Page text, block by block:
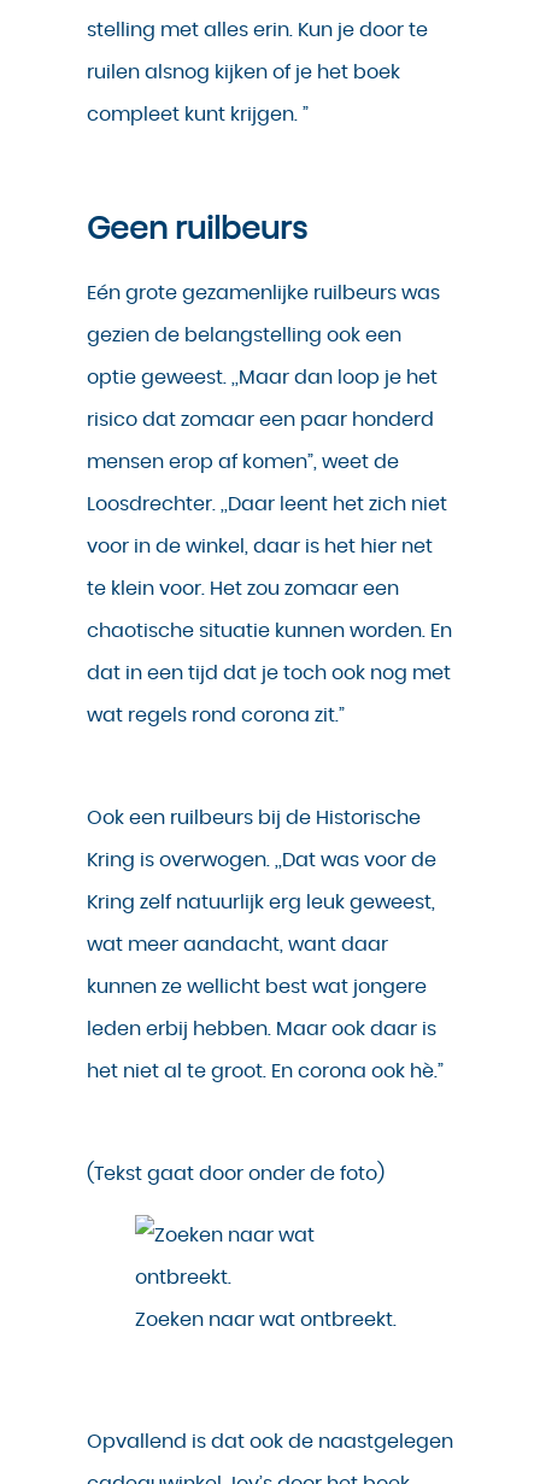
stelling met alles erin. Kun je door te
ruilen alsnog kijken of je het boek
compleet kunt krijgen. ”
Geen ruilbeurs
Eén grote gezamenlijke ruilbeurs was
gezien de belangstelling ook een
optie geweest. ,,Maar dan loop je het
risico dat zomaar een paar honderd
mensen erop af komen”, weet de
Loosdrechter. ,,Daar leent het zich niet
voor in de winkel, daar is het hier net
te klein voor. Het zou zomaar een
chaotische situatie kunnen worden. En
dat in een tijd dat je toch ook nog met
wat regels rond corona zit.”
Ook een ruilbeurs bij de Historische
Kring is overwogen. ,,Dat was voor de
Kring zelf natuurlijk erg leuk geweest,
wat meer aandacht, want daar
kunnen ze wellicht best wat jongere
leden erbij hebben. Maar ook daar is
het niet al te groot. En corona ook hè.”
(Tekst gaat door onder de foto)
Zoeken naar wat ontbreekt.
Opvallend is dat ook de naastgelegen